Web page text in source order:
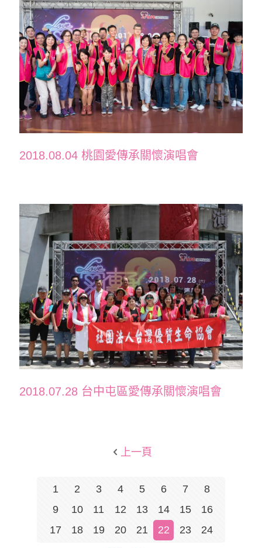
2018.08.04 桃園愛傳承關懷演唱會
2018.07.28 台中屯區愛傳承關懷演唱會
上一頁
1 2 3 4 5 6 7
8
9
10 11 12 13 14 15
16
17
18 19 20 21 22 23 24